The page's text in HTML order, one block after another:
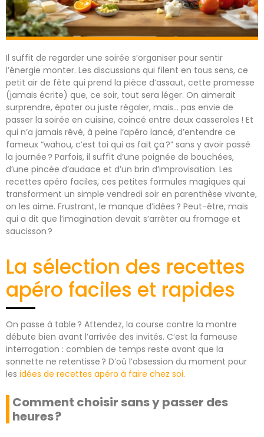
Il suffit de regarder une soirée s’organiser pour sentir
l’énergie monter. Les discussions qui filent en tous sens, ce
petit air de fête qui prend la pièce d’assaut, cette promesse
(jamais écrite) que, ce soir, tout sera léger. On aimerait
surprendre, épater ou juste régaler, mais… pas envie de
passer la soirée en cuisine, coincé entre deux casseroles ! Et
qui n’a jamais rêvé, à peine l’apéro lancé, d’entendre ce
fameux “wahou, c’est toi qui as fait ça ?” sans y avoir passé
la journée ? Parfois, il suffit d’une poignée de bouchées,
d’une pincée d’audace et d’un brin d’improvisation. Les
recettes apéro faciles, ces petites formules magiques qui
transforment un simple vendredi soir en parenthèse vivante,
on les aime. Frustrant, le manque d’idées ? Peut-être, mais
qui a dit que l’imagination devait s’arrêter au fromage et
saucisson ?
La sélection des recettes
apéro faciles et rapides
On passe à table ? Attendez, la course contre la montre
débute bien avant l’arrivée des invités. C’est la fameuse
interrogation : combien de temps reste avant que la
sonnette ne retentisse ? D’où l’obsession du moment pour
les idées de recettes apéro à faire chez soi.
Comment choisir sans y passer des
heures ?